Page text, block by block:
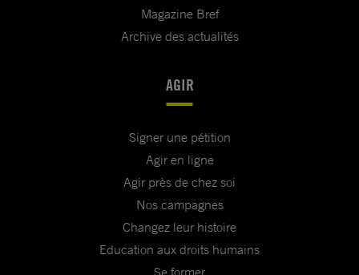
Magazine Bref
Archive des actualités
AGIR
Signer une pétition
Agir en ligne
Agir près de chez soi
Nos campagnes
Changez leur histoire
Education aux droits humains
Se former